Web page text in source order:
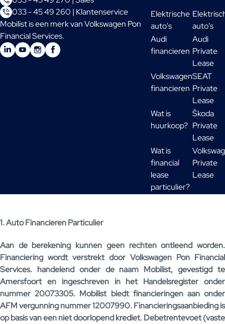
033 - 45 49 260 | Klantenservice
Mobilist is een merk van Volkswagen Pon
Financial Services.
Elektrische
auto's
Audi
financieren
Volkswagen
financieren
Wat is
huurkoop?
Wat is
financial
lease
particulier?
auto's
Audi
Private
Lease
SEAT
Private
Lease
Škoda
Private
Lease
Private
Lease
1. Auto Financieren Particulier
Aan de berekening kunnen geen rechten ontleend worden.
Financiering wordt verstrekt door Volkswagen Pon Financial
Services. handelend onder de naam Mobilist, gevestigd te
Amersfoort en ingeschreven in het Handelsregister onder
nummer 20073305. Mobilist biedt financieringen aan onder
AFM vergunning nummer 12007990. Financieringsaanbieding is
op basis van een niet doorlopend krediet. Debetrentevoet (vaste